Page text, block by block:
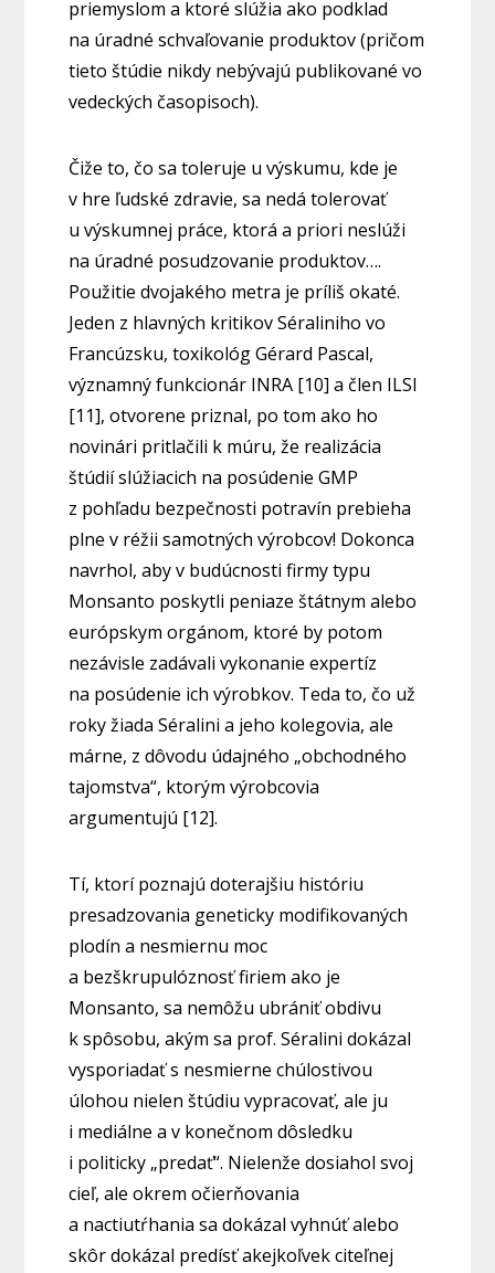
priemyslom a ktoré slúžia ako podklad
na úradné schvaľovanie produktov (pričom
tieto štúdie nikdy nebývajú publikované vo
vedeckých časopisoch).
Čiže to, čo sa toleruje u výskumu, kde je
v hre ľudské zdravie, sa nedá tolerovať
u výskumnej práce, ktorá a priori neslúži
na úradné posudzovanie produktov….
Použitie dvojakého metra je príliš okaté.
Jeden z hlavných kritikov Séraliniho vo
Francúzsku, toxikológ Gérard Pascal,
významný funkcionár INRA [10] a člen ILSI
[11], otvorene priznal, po tom ako ho
novinári pritlačili k múru, že realizácia
štúdií slúžiacich na posúdenie GMP
z pohľadu bezpečnosti potravín prebieha
plne v réžii samotných výrobcov! Dokonca
navrhol, aby v budúcnosti firmy typu
Monsanto poskytli peniaze štátnym alebo
európskym orgánom, ktoré by potom
nezávisle zadávali vykonanie expertíz
na posúdenie ich výrobkov. Teda to, čo už
roky žiada Séralini a jeho kolegovia, ale
márne, z dôvodu údajného „obchodného
tajomstva“, ktorým výrobcovia
argumentujú [12].
Tí, ktorí poznajú doterajšiu históriu
presadzovania geneticky modifikovaných
plodín a nesmiernu moc
a bezškrupulóznosť firiem ako je
Monsanto, sa nemôžu ubrániť obdivu
k spôsobu, akým sa prof. Séralini dokázal
vysporiadať s nesmierne chúlostivou
úlohou nielen štúdiu vypracovať, ale ju
i mediálne a v konečnom dôsledku
i politicky „predať“. Nielenže dosiahol svoj
cieľ, ale okrem očierňovania
a nactiutŕhania sa dokázal vyhnúť alebo
skôr dokázal predísť akejkoľvek citeľnej